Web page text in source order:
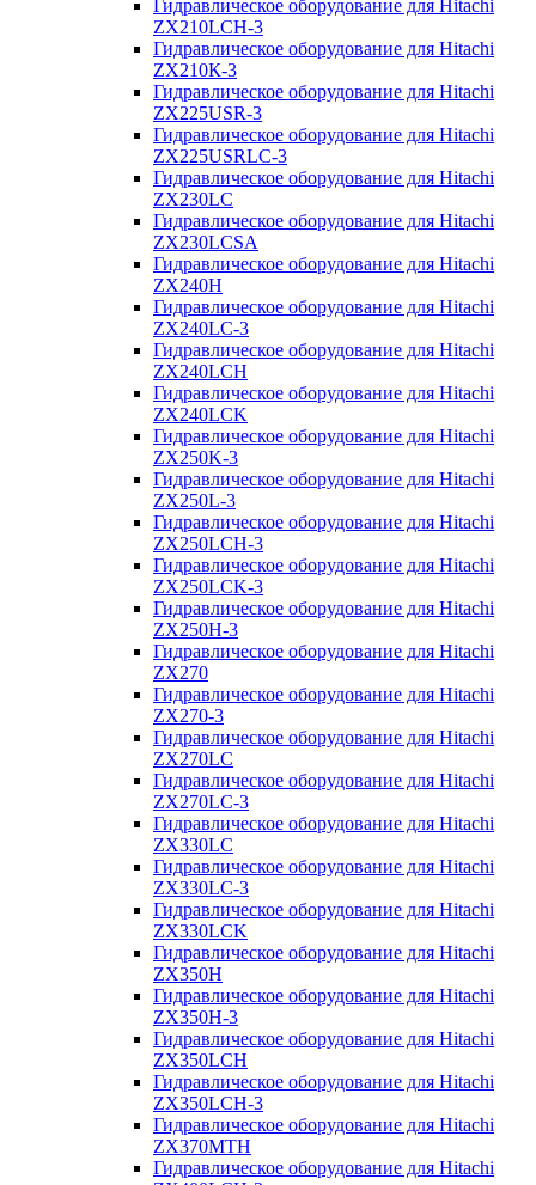
Гидравлическое оборудование для Hitachi
ZX210LCH-3
Гидравлическое оборудование для Hitachi
ZX210К-3
Гидравлическое оборудование для Hitachi
ZX225USR-3
Гидравлическое оборудование для Hitachi
ZX225USRLC-3
Гидравлическое оборудование для Hitachi
ZX230LC
Гидравлическое оборудование для Hitachi
ZX230LCSA
Гидравлическое оборудование для Hitachi
ZX240H
Гидравлическое оборудование для Hitachi
ZX240LC-3
Гидравлическое оборудование для Hitachi
ZX240LCH
Гидравлическое оборудование для Hitachi
ZX240LCK
Гидравлическое оборудование для Hitachi
ZX250K-3
Гидравлическое оборудование для Hitachi
ZX250L-3
Гидравлическое оборудование для Hitachi
ZX250LCH-3
Гидравлическое оборудование для Hitachi
ZX250LCK-3
Гидравлическое оборудование для Hitachi
ZX250Н-3
Гидравлическое оборудование для Hitachi
ZX270
Гидравлическое оборудование для Hitachi
ZX270-3
Гидравлическое оборудование для Hitachi
ZX270LC
Гидравлическое оборудование для Hitachi
ZX270LC-3
Гидравлическое оборудование для Hitachi
ZX330LC
Гидравлическое оборудование для Hitachi
ZX330LC-3
Гидравлическое оборудование для Hitachi
ZX330LCK
Гидравлическое оборудование для Hitachi
ZX350H
Гидравлическое оборудование для Hitachi
ZX350H-3
Гидравлическое оборудование для Hitachi
ZX350LCH
Гидравлическое оборудование для Hitachi
ZX350LCH-3
Гидравлическое оборудование для Hitachi
ZX370MTH
Гидравлическое оборудование для Hitachi